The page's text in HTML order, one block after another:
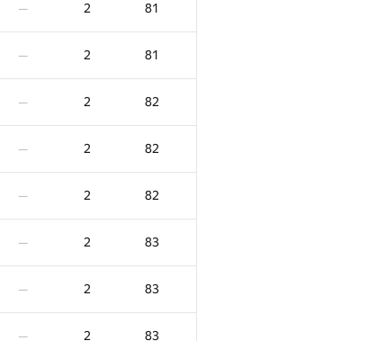
— 2 81
— 2 81
— 2 82
— 2 82
— 2 82
— 2 83
— 2 83
— 2 83